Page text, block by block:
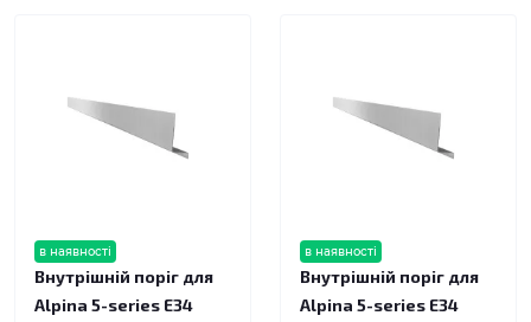
в наявності
Внутрішній поріг для
Alpina 5-series E34
в наявності
Внутрішній поріг для
Alpina 5-series E34